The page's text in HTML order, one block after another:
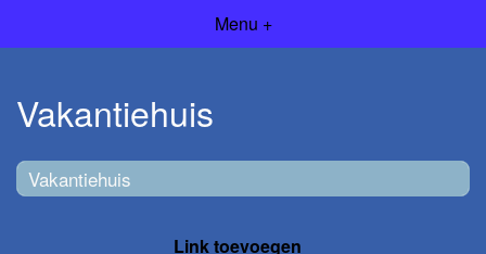
Menu +
Vakantiehuis
Vakantiehuis
Link toevoegen